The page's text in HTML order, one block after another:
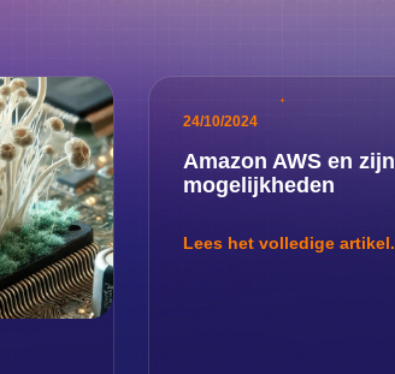
24/10/2024
Amazon AWS en zijn
mogelijkheden
Lees het volledige artikel.